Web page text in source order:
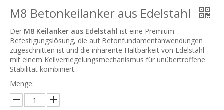
M8 Betonkeilanker aus Edelstahl
Der M8 Keilanker aus Edelstahl ist eine Premium-
Befestigungslösung, die auf Betonfundamentanwendungen
zugeschnitten ist und die inhärente Haltbarkeit von Edelstahl
mit einem Keilverriegelungsmechanismus für unübertroffene
Stabilität kombiniert.
Menge: